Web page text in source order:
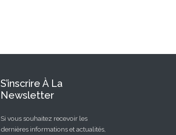
S’inscrire À La
Newsletter
Si vous souhaitez recevoir les
dernières informations et actualités,